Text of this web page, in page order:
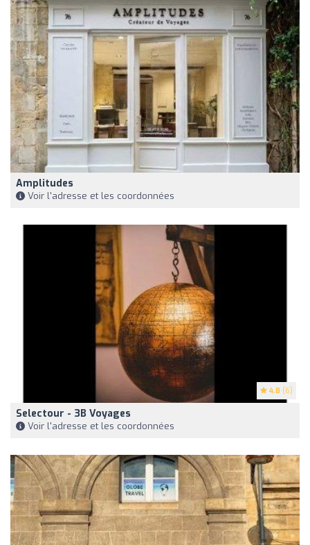
Amplitudes
Voir l'adresse et les coordonnées
4.8 (6)
Selectour - 3B Voyages
Voir l'adresse et les coordonnées